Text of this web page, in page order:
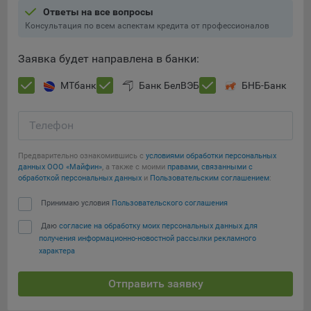
составить представление о тенденциях использования
сайта в целом. Общество использует информацию для
9.5. Файлы cookie, применяемые для определения целевой
аудитории и в рекламных целях, например Яндекс.Метрика,
Google Analytics.
платформ «Google Analytics», «Яндекс.Метрика»
(статистические), установлены на сервере Общества и не
передаются третьим лицам, часть из которых хранятся во
время пользования сайтом;
Остальные - не более года.
Отключение аналитических файлов cookie не позволяет
наиболее и наименее популярные страницы и принимать
меры по совершенствованию работы сайта исходя из
Сохранить мои изменения
Сохранить по умолчанию
Ответы на все вопросы
Консультация по всем аспектам кредита от профессионалов
Заявка будет направлена в банки:
МТбанк Банк БелВЭБ БНБ-Банк
Телефон
Предварительно ознакомившись с условиями обработки персональных
данных ООО «Майфин», а также с моими правами, связанными с
обработкой персональных данных и Пользовательским соглашением:
Принимаю условия Пользовательского соглашения
Даю согласие на обработку моих персональных данных для
получения информационно-новостной рассылки рекламного
характера
Отправить заявку